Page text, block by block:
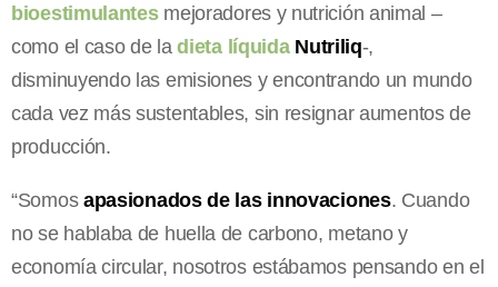
bioestimulantesmejoradores y nutrición animal –
como el caso de ladieta líquida Nutriliq-,
disminuyendo las emisiones y encontrando un mundo
cada vez más sustentables, sin resignar aumentos de
producción.
“Somos apasionados de las innovaciones. Cuando
no se hablaba de huella de carbono, metano y
economía circular, nosotros estábamos pensando en el